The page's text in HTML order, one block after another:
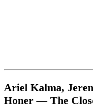
Ariel Kalma,
Honer — The